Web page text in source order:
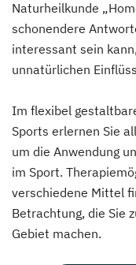
Naturheilkunde
schonendere
interessant sein
unnatürlichen
Im flexibel
Sports erlernen Sie
um die Anwendung
im Sport.
verschiedene Mittel
Betrachtung, die Sie
Gebiet machen.